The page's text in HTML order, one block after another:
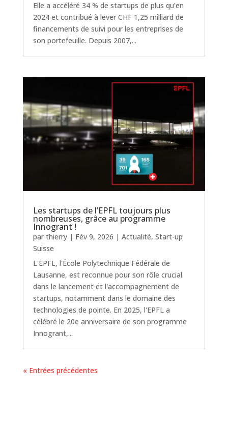
Elle a accéléré 34 % de startups de plus qu’en
2024 et contribué à lever CHF 1,25 milliard de
financements de suivi pour les entreprises de
son portefeuille. Depuis 2007,...
Les startups de l’EPFL toujours plus
nombreuses, grâce au programme
Innogrant !
par thierry| Fév 9, 2026 | Actualité, Start-up
Suisse
L'EPFL, l'École Polytechnique Fédérale de
Lausanne, est reconnue pour son rôle crucial
dans le lancement et l'accompagnement de
startups, notamment dans le domaine des
technologies de pointe. En 2025, l'EPFL a
célébré le 20e anniversaire de son programme
Innogrant,...
« Entrées précédentes